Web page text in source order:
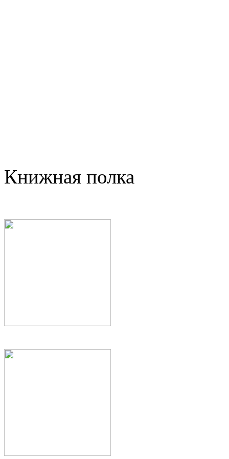
Книжная полка